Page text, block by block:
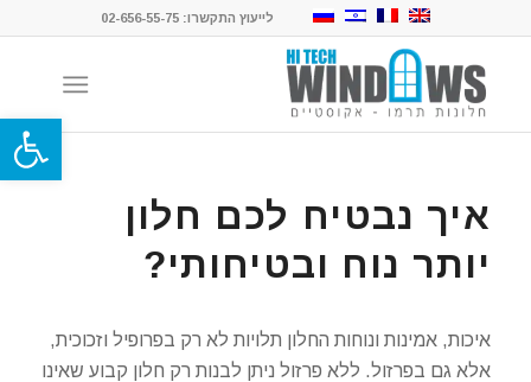
פתח
לייעוץ התקשרו: 02-656-55-75
איך נבטיח לכם חלון
יותר נוח ובטיחותי?
איכות, אמינות ונוחות החלון תלויות לא רק בפרופיל וזכוכית,
אלא גם בפרזול. ללא פרזול ניתן לבנות רק חלון קבוע שאינו